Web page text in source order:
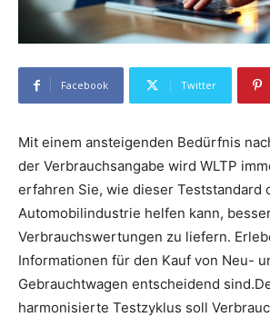
Facebook Twitter
Mit einem ansteigenden Bedürfnis
der Verbrauchsangabe wird WLTP
erfahren Sie, wie dieser Teststandard
Automobilindustrie helfen kann,
Verbrauchswertungen zu liefern.
Informationen für den Kauf von Neu-
Gebrauchtwagen entscheidend
harmonisierte Testzyklus soll